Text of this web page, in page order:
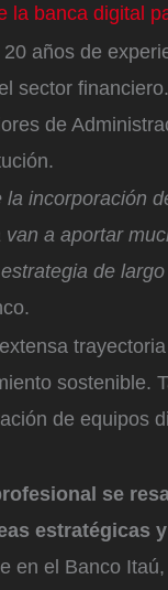
banca digital
años de
sector
de
la incorporación
a aportar
de largo
sostenible.
de equipos
se
estratégicas
en el Banco